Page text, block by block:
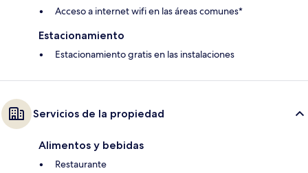
Acceso a internet wifi en las áreas comunes*
Estacionamiento
Estacionamiento gratis en las instalaciones
Servicios de la propiedad
Alimentos y bebidas
Restaurante